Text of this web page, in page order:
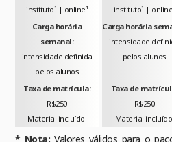
instituto¹ | online¹
instituto¹ |
Carga horária
semanal:
intensidade definida
pelos alunos
Carga horária
intensidade
pelos alunos
Taxa de matrícula:
R$250
Material incluído.
Taxa de
R$250
Material
* Nota: Valores válidos para o